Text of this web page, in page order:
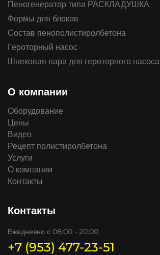
Пеногенератор типа РАСКЛАДУШКА
Формы для блоков
Состав пенополистиролбетона
Героторный насос
Шнековая пара для героторного насоса
О компании
Оборудование
Цены
Видео
Рецепт полистиролбетона
Услуги
О компании
Контакты
Контакты
Ежедневно с 08:00 - 20:00
+7 (953) 477-23-51